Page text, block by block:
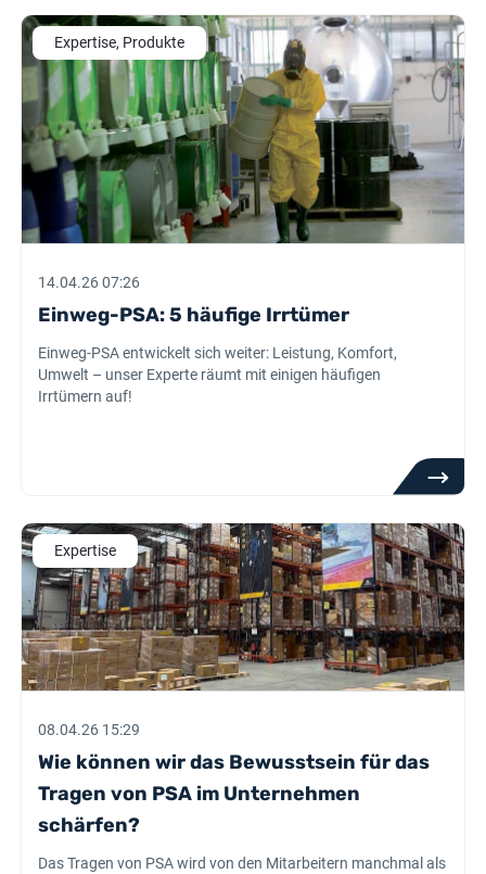
Expertise, Produkte
14.04.26 07:26
Einweg-PSA: 5 häufige Irrtümer
Einweg-PSA entwickelt sich weiter: Leistung, Komfort,
Umwelt – unser Experte räumt mit einigen häufigen
Irrtümern auf!
Expertise
08.04.26 15:29
Wie können wir das Bewusstsein für das
Tragen von PSA im Unternehmen
schärfen?
Das Tragen von PSA wird von den Mitarbeitern manchmal als